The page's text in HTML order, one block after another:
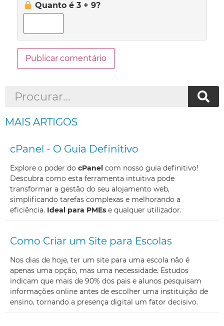
Quanto é 3 + 9?
MAIS ARTIGOS
cPanel - O Guia Definitivo
Explore o poder do cPanel com nosso guia definitivo!
Descubra como esta ferramenta intuitiva pode
transformar a gestão do seu alojamento web,
simplificando tarefas complexas e melhorando a
eficiência. Ideal para PMEs e qualquer utilizador.
Como Criar um Site para Escolas
Nos dias de hoje, ter um site para uma escola não é
apenas uma opção, mas uma necessidade. Estudos
indicam que mais de 90% dos pais e alunos pesquisam
informações online antes de escolher uma instituição de
ensino, tornando a presença digital um fator decisivo.